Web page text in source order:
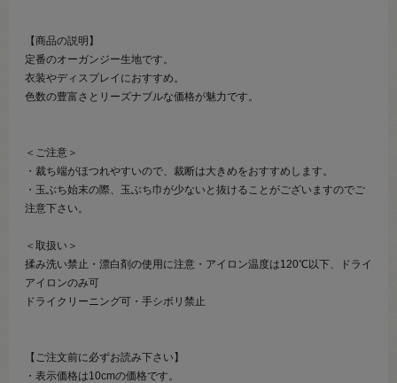
【商品の説明】
定番のオーガンジー生地です。
衣装やディスプレイにおすすめ。
色数の豊富さとリーズナブルな価格が魅力です。
＜ご注意＞
・裁ち端がほつれやすいので、裁断は大きめをおすすめします。
・玉ぶち始末の際、玉ぶち巾が少ないと抜けることがございますのでご
注意下さい。
＜取扱い＞
揉み洗い禁止・漂白剤の使用に注意・アイロン温度は120℃以下、ドライ
アイロンのみ可
ドライクリーニング可・手シボリ禁止
【ご注文前に必ずお読み下さい】
・表示価格は10cmの価格です。